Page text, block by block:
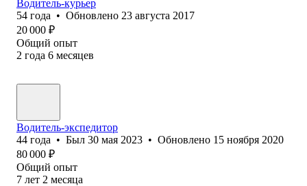
Водитель-курьер
54 года • Обновлено 23 августа 2017
20 000 ₽
Общий опыт
2 года 6 месяцев
Водитель-экспедитор
44 года • Был 30 мая 2023 • Обновлено 15 ноября 2020
80 000 ₽
Общий опыт
7 лет 2 месяца